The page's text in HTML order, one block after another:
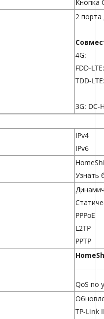
Кнопка
2 порта
4G:
FDD-
TDD-
3G: DC-
IPv4
IPv6
Узнать
PPPoE
L2TP
PPTP
QoS по
TP-Link